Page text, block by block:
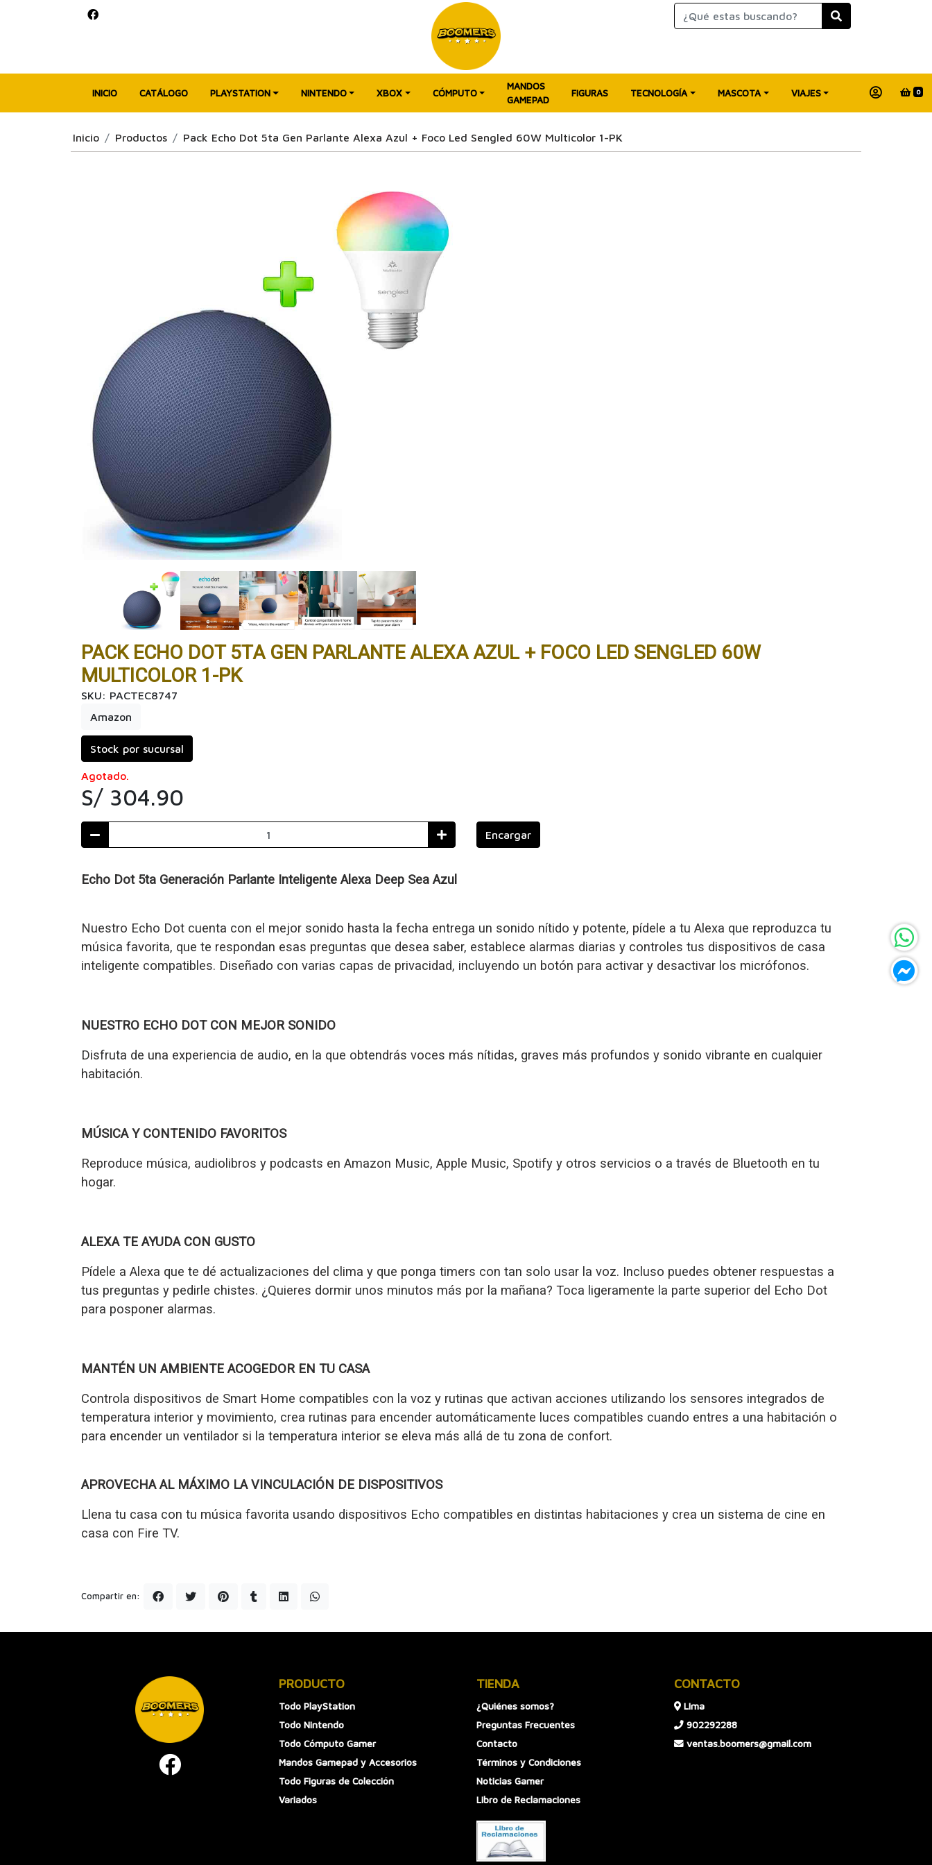
INICIO CATÁLOGO PLAYSTATION NINTENDO XBOX CÓMPUTO
MANDOS
GAMEPAD
FIGURAS TECNOLOGÍA MASCOTA VIAJES 0
Inicio Productos Pack Echo Dot 5ta Gen Parlante Alexa Azul + Foco Led Sengled 60W Multicolor 1-PK
PACK ECHO DOT 5TA GEN PARLANTE ALEXA AZUL + FOCO LED SENGLED 60W
MULTICOLOR 1-PK
SKU: PACTEC8747
Amazon
Stock por sucursal
Agotado.
S/ 304.90
Encargar
Echo Dot 5ta Generación Parlante Inteligente Alexa Deep Sea Azul
Nuestro Echo Dot cuenta con el mejor sonido hasta la fecha entrega un sonido nítido y potente, pídele a tu Alexa que reproduzca tu
música favorita, que te respondan esas preguntas que desea saber, establece alarmas diarias y controles tus dispositivos de casa
inteligente compatibles. Diseñado con varias capas de privacidad, incluyendo un botón para activar y desactivar los micrófonos.
NUESTRO ECHO DOT CON MEJOR SONIDO
Disfruta de una experiencia de audio, en la que obtendrás voces más nítidas, graves más profundos y sonido vibrante en cualquier
habitación.
MÚSICA Y CONTENIDO FAVORITOS
Reproduce música, audiolibros y podcasts en Amazon Music, Apple Music, Spotify y otros servicios o a través de Bluetooth en tu
hogar.
ALEXA TE AYUDA CON GUSTO
Pídele a Alexa que te dé actualizaciones del clima y que ponga timers con tan solo usar la voz. Incluso puedes obtener respuestas a
tus preguntas y pedirle chistes. ¿Quieres dormir unos minutos más por la mañana? Toca ligeramente la parte superior del Echo Dot
para posponer alarmas.
MANTÉN UN AMBIENTE ACOGEDOR EN TU CASA
Controla dispositivos de Smart Home compatibles con la voz y rutinas que activan acciones utilizando los sensores integrados de
temperatura interior y movimiento, crea rutinas para encender automáticamente luces compatibles cuando entres a una habitación o
para encender un ventilador si la temperatura interior se eleva más allá de tu zona de confort.
APROVECHA AL MÁXIMO LA VINCULACIÓN DE DISPOSITIVOS
Llena tu casa con tu música favorita usando dispositivos Echo compatibles en distintas habitaciones y crea un sistema de cine en
casa con Fire TV.
Compartir en:
PRODUCTO
Todo PlayStation
Todo Nintendo
Todo Cómputo Gamer
Mandos Gamepad y Accesorios
Todo Figuras de Colección
Variados
TIENDA
¿Quiénes somos?
Preguntas Frecuentes
Contacto
Términos y Condiciones
Noticias Gamer
Libro de Reclamaciones
CONTACTO
LIma
902292288
ventas.boomers@gmail.com